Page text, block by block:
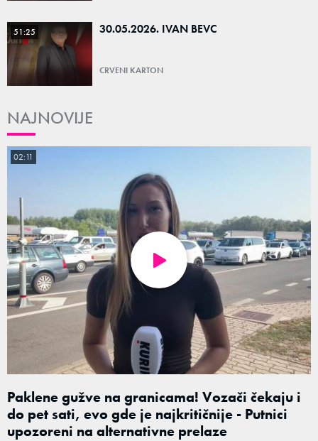
51:25 30.05.2026. IVAN BEVC
CRVENI KARTON
NAJNOVIJE
Paklene gužve na granicama! Vozači čekaju i
do pet sati, evo gde je najkritičnije - Putnici
upozoreni na alternativne prelaze
02:11